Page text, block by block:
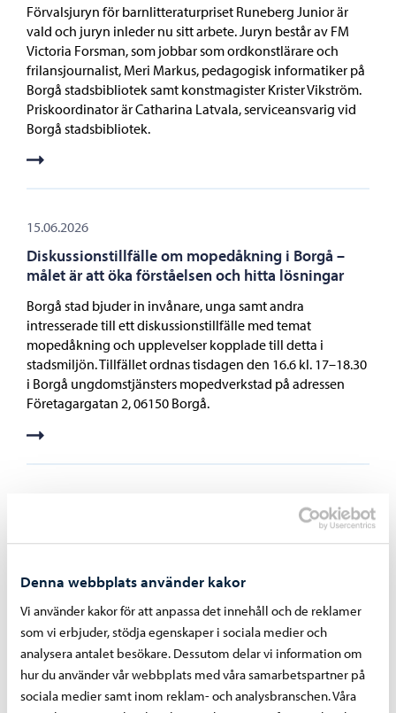
Denna webbplats använder kakor
Vi använder kakor för att anpassa det innehåll och de reklamer
som vi erbjuder, stödja egenskaper i sociala medier och
analysera antalet besökare. Dessutom delar vi information om
hur du använder vår webbplats med våra samarbetspartner på
sociala medier samt inom reklam- och analysbranschen. Våra
Förvalsjuryn för barnlitteraturpriset Runeberg Junior är
vald och juryn inleder nu sitt arbete. Juryn består av FM
Victoria Forsman, som jobbar som ordkonstlärare och
frilansjournalist, Meri Markus, pedagogisk informatiker på
Borgå stadsbibliotek samt konstmagister Krister Vikström.
Priskoordinator är Catharina Latvala, serviceansvarig vid
Borgå stadsbibliotek.
15.06.2026
Diskussionstillfälle om mopedåkning i Borgå –
målet är att öka förståelsen och hitta lösningar
Borgå stad bjuder in invånare, unga samt andra
intresserade till ett diskussionstillfälle med temat
mopedåkning och upplevelser kopplade till detta i
stadsmiljön. Tillfället ordnas tisdagen den 16.6 kl. 17–18.30
i Borgå ungdomstjänsters mopedverkstad på adressen
Företagargatan 2, 06150 Borgå.
Borgå har beviljats ett nytt tvåårigt certifikat som
ungdomsfullmäktigevänlig kommun
Borgå har beviljats ett nytt tvåårigt certifikat som
välfärdsområde kan ansöka om certifikatet om de
uppfyller de fastställda kriterierna. Certifikatet beviljas av
Finlands Ungdomsfullmäktiges Förbund rf. De nu
beviljade certifikaten är giltiga till 1.6.2028. För Borgå är
detta redan det andra certifikatet. – Det är verkligen fint att